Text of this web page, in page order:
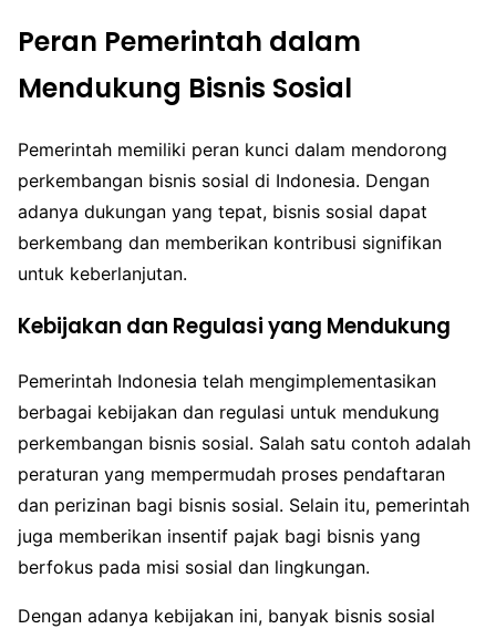
Peran Pemerintah dalam
Mendukung Bisnis Sosial
Pemerintah memiliki peran kunci dalam mendorong
perkembangan bisnis sosial di Indonesia. Dengan
adanya dukungan yang tepat, bisnis sosial dapat
berkembang dan memberikan kontribusi signifikan
untuk keberlanjutan.
Kebijakan dan Regulasi yang Mendukung
Pemerintah Indonesia telah mengimplementasikan
berbagai kebijakan dan regulasi untuk mendukung
perkembangan bisnis sosial. Salah satu contoh adalah
peraturan yang mempermudah proses pendaftaran
dan perizinan bagi bisnis sosial. Selain itu, pemerintah
juga memberikan insentif pajak bagi bisnis yang
berfokus pada misi sosial dan lingkungan.
Dengan adanya kebijakan ini, banyak bisnis sosial